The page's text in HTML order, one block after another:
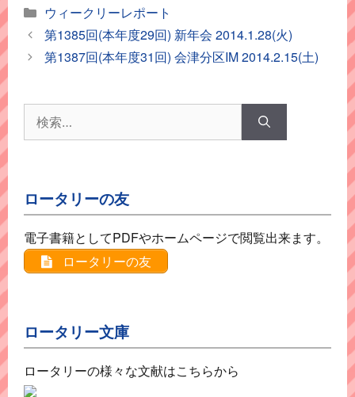
カ
テ
ゴ
リ
ウィークリーレポート
第1385回(本年度29回) 新年会 2014.1.28(火)
第1387回(本年度31回) 会津分区IM 2014.2.15(土)
索:
ロータリーの友
電子書籍としてPDFやホームページで閲覧出来ます。
ロータリーの友
ロータリー文庫
ロータリーの様々な文献はこちらから